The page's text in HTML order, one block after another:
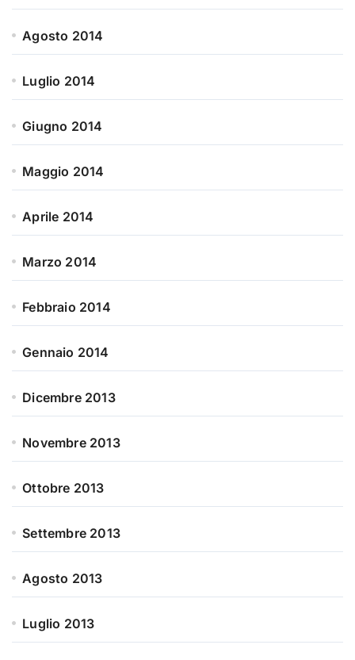
Agosto 2014
Luglio 2014
Giugno 2014
Maggio 2014
Aprile 2014
Marzo 2014
Febbraio 2014
Gennaio 2014
Dicembre 2013
Novembre 2013
Ottobre 2013
Settembre 2013
Agosto 2013
Luglio 2013